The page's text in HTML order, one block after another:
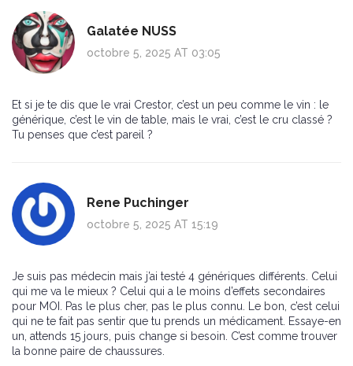
Galatée NUSS
octobre 5, 2025 AT 03:05
Et si je te dis que le vrai Crestor, c’est un peu comme le vin : le
générique, c’est le vin de table, mais le vrai, c’est le cru classé ?
Tu penses que c’est pareil ?
Rene Puchinger
octobre 5, 2025 AT 15:19
Je suis pas médecin mais j’ai testé 4 génériques différents. Celui
qui me va le mieux ? Celui qui a le moins d’effets secondaires
pour MOI. Pas le plus cher, pas le plus connu. Le bon, c’est celui
qui ne te fait pas sentir que tu prends un médicament. Essaye-en
un, attends 15 jours, puis change si besoin. C’est comme trouver
la bonne paire de chaussures.